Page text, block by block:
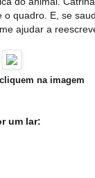
quadro. E, se
ajudar a
na imagem
um lar: